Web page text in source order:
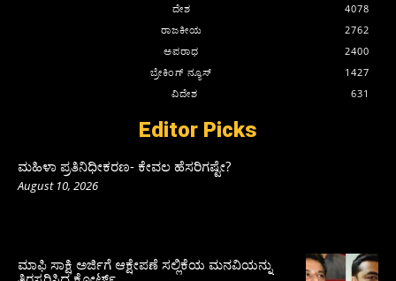
ದೇಶ
4078
ರಾಜಕೀಯ
2762
ಅಪರಾಧ
2400
ಬ್ರೇಕಿಂಗ್ ನ್ಯೂಸ್
1427
ವಿದೇಶ
631
Editor Picks
ಮಹಿಳಾ ಪ್ರತಿನಿಧೀಕರಣ- ಕೇವಲ ಹೆಸರಿಗಷ್ಟೇ?
August 10, 2026
ಮಾಫಿ ಸಾಕ್ಷಿ ಅರ್ಜಿಗೆ ಆಕ್ಷೇಪಣೆ ಸಲ್ಲಿಕೆಯ ಮನವಿಯನ್ನು